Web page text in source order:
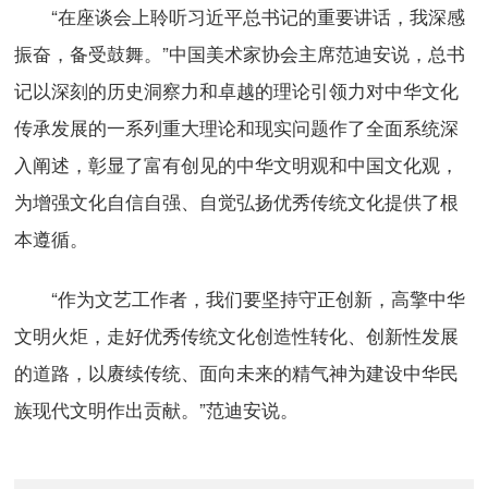
“在座谈会上聆听习近平总书记的重要讲话，我深感
振奋，备受鼓舞。”中国美术家协会主席范迪安说，总书
记以深刻的历史洞察力和卓越的理论引领力对中华文化
传承发展的一系列重大理论和现实问题作了全面系统深
入阐述，彰显了富有创见的中华文明观和中国文化观，
为增强文化自信自强、自觉弘扬优秀传统文化提供了根
本遵循。
“作为文艺工作者，我们要坚持守正创新，高擎中华
文明火炬，走好优秀传统文化创造性转化、创新性发展
的道路，以赓续传统、面向未来的精气神为建设中华民
族现代文明作出贡献。”范迪安说。